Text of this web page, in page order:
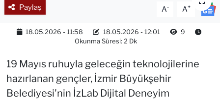
Paylaş A- A+
18.05.2026 - 11:58 18.05.2026 - 12:01
9
Okunma Süresi: 2 Dk
19 Mayıs ruhuyla geleceğin teknolojilerine
hazırlanan gençler, İzmir Büyükşehir
Belediyesi'nin İzLab Dijital Deneyim